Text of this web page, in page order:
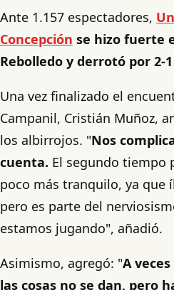
Ante 1.157 espectadores,
Concepción se hizo fuerte
Rebolledo y derrotó por 2-
Una vez finalizado el
Campanil, Cristián Muñoz,
los albirrojos. "Nos
cuenta. El segundo tiempo
poco más tranquilo, ya que
pero es parte del
estamos jugando", añadió.
Asimismo, agregó: "A
las cosas no se dan, pero